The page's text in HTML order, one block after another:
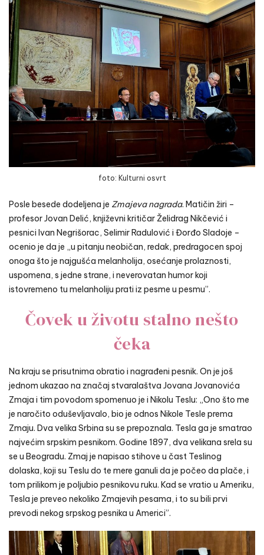
foto: Kulturni osvrt
Posle besede dodeljena je Zmajeva nagrada. Matičin žiri –
profesor Jovan Delić, književni kritičar Želidrag Nikčević i
pesnici Ivan Negrišorac, Selimir Radulović i Đorđo Sladoje –
ocenio je da je „u pitanju neobičan, redak, predragocen spoj
onoga što je najgušća melanholija, osećanje prolaznosti,
uspomena, s jedne strane, i neverovatan humor koji
istovremeno tu melanholiju prati iz pesme u pesmu”.
Čovek u životu stalno nešto
čeka
Na kraju se prisutnima obratio i nagrađeni pesnik. On je još
jednom ukazao na značaj stvaralaštva Jovana Jovanovića
Zmaja i tim povodom spomenuo je i Nikolu Teslu: „Ono što me
je naročito oduševljavalo, bio je odnos Nikole Tesle prema
Zmaju. Dva velika Srbina su se prepoznala. Tesla ga je smatrao
najvećim srpskim pesnikom. Godine 1897, dva velikana srela su
se u Beogradu. Zmaj je napisao stihove u čast Teslinog
dolaska, koji su Teslu do te mere ganuli da je počeo da plače, i
tom prilikom je poljubio pesnikovu ruku. Kad se vratio u Ameriku,
Tesla je preveo nekoliko Zmajevih pesama, i to su bili prvi
prevodi nekog srpskog pesnika u Americi”.